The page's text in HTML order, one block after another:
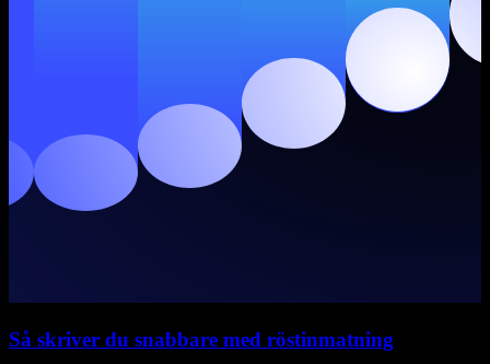
Så skriver du snabbare med röstinmatning